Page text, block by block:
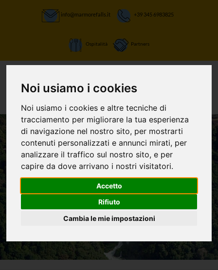
Noi usiamo i cookies
Noi usiamo i cookies e altre tecniche di
tracciamento per migliorare la tua esperienza
di navigazione nel nostro sito, per mostrarti
contenuti personalizzati e annunci mirati, per
analizzare il traffico sul nostro sito, e per
capire da dove arrivano i nostri visitatori.
Accetto
Rifiuto
Cambia le mie impostazioni
info@marmorefalls.it +39 345 6983825
Ospitalità Partners
LASCIATI STUPIRE:
La Cascata delle
Marmore e non
solo